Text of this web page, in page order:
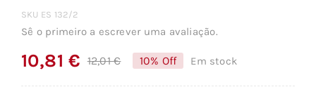
SKU ES 132/2
Sê o primeiro a escrever uma avaliação.
12,01€O
10,81€
O
10% Off Em stock